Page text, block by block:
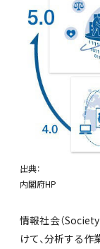
出典：
内閣府HP
情報社会（
けて、分析する